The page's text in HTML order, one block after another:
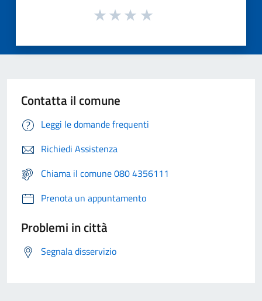
Contatta il comune
Leggi le domande frequenti
Richiedi Assistenza
Chiama il comune 080 4356111
Prenota un appuntamento
Problemi in città
Segnala disservizio